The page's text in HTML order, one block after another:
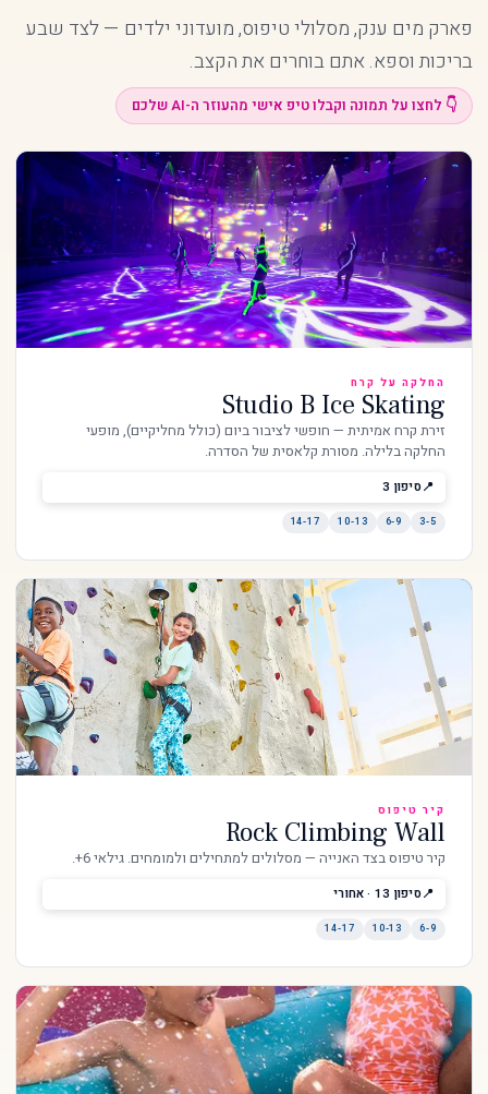
פארק מים ענק, מסלולי טיפוס, מועדוני ילדים — לצד שבע
בריכות וספא. אתם בוחרים את הקצב.
👇 לחצו על תמונה וקבלו טיפ אישי מהעוזר ה-AI שלכם
החלקה על קרח
Studio B Ice Skating
זירת קרח אמיתית — חופשי לציבור ביום (כולל מחליקיים), מופעי
החלקה בלילה. מסורת קלאסית של הסדרה.
סיפון 3
3-5
6-9
10-13
14-17
קיר טיפוס
Rock Climbing Wall
קיר טיפוס בצד האנייה — מסלולים למתחילים ולמומחים. גילאי 6+.
סיפון 13 · אחורי
6-9
10-13
14-17